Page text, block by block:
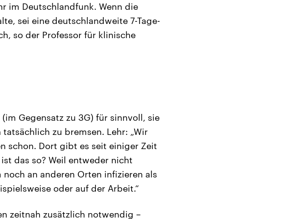
im Deutschlandfunk. Wenn die
sei eine deutschlandweite 7-Tage-
so der Professor für klinische
Gegensatz zu 3G) für sinnvoll, sie
zu bremsen. Lehr: „Wir
schon. Dort gibt es seit einiger Zeit
das so? Weil entweder nicht
an anderen Orten infizieren als
oder auf der Arbeit.“
zeitnah zusätzlich notwendig –